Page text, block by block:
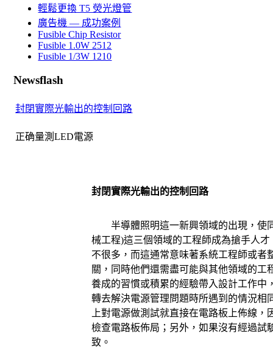
輕鬆更換 T5 熒光燈管
廣告機 — 成功案例
Fusible Chip Resistor
Fusible 1.0W 2512
Fusible 1/3W 1210
Newsflash
封閉實際光輸出的控制回路
正确量測LED電源
封閉實際光輸出的控制回路
半導體照明這一新興領域的出現，使
械工程)這三個領域的工程師成為搶手人
不很多，而這通常意味著系統工程師或
關，同時他們還需盡可能與其他領域的
養成的習慣或積累的經驗帶入設計工作
轉去解決電源管理問題時所遇到的情況
上對電源做測試就直接在電路板上佈線
檢查電路板佈局；另外，如果沒有經過
致。